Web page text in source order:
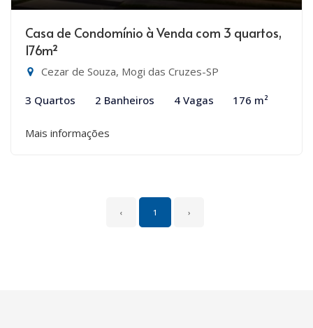
Casa de Condomínio à Venda com 3 quartos,
176m²
Cezar de Souza, Mogi das Cruzes-SP
3 Quartos 2 Banheiros 4 Vagas 176 m²
Mais informações
‹ 1 ›